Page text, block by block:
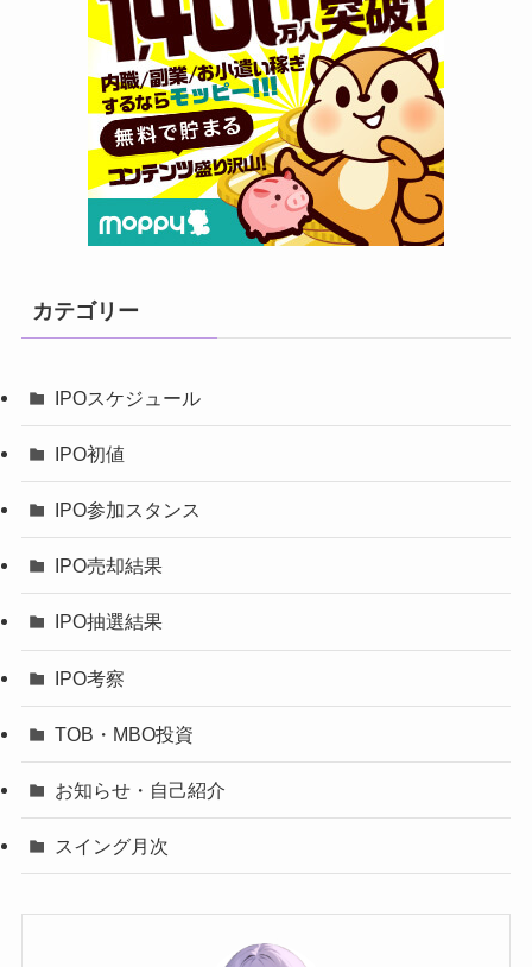
カテゴリー
IPOスケジュール
IPO初値
IPO参加スタンス
IPO売却結果
IPO抽選結果
IPO考察
TOB・MBO投資
お知らせ・自己紹介
スイング月次